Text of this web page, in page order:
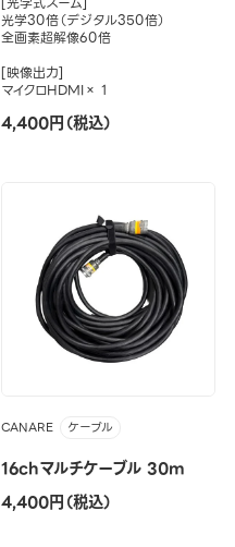
光学30倍（デジタル350倍）
全画素超解像60倍
[映像出力]
マイクロHDMI× 1
4,400円（税込）
CANARE ケーブル
16chマルチケーブル 30m
4,400円（税込）